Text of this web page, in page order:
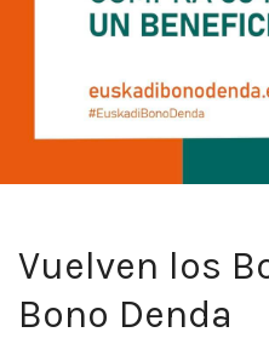
Vuelven los
Bono Denda